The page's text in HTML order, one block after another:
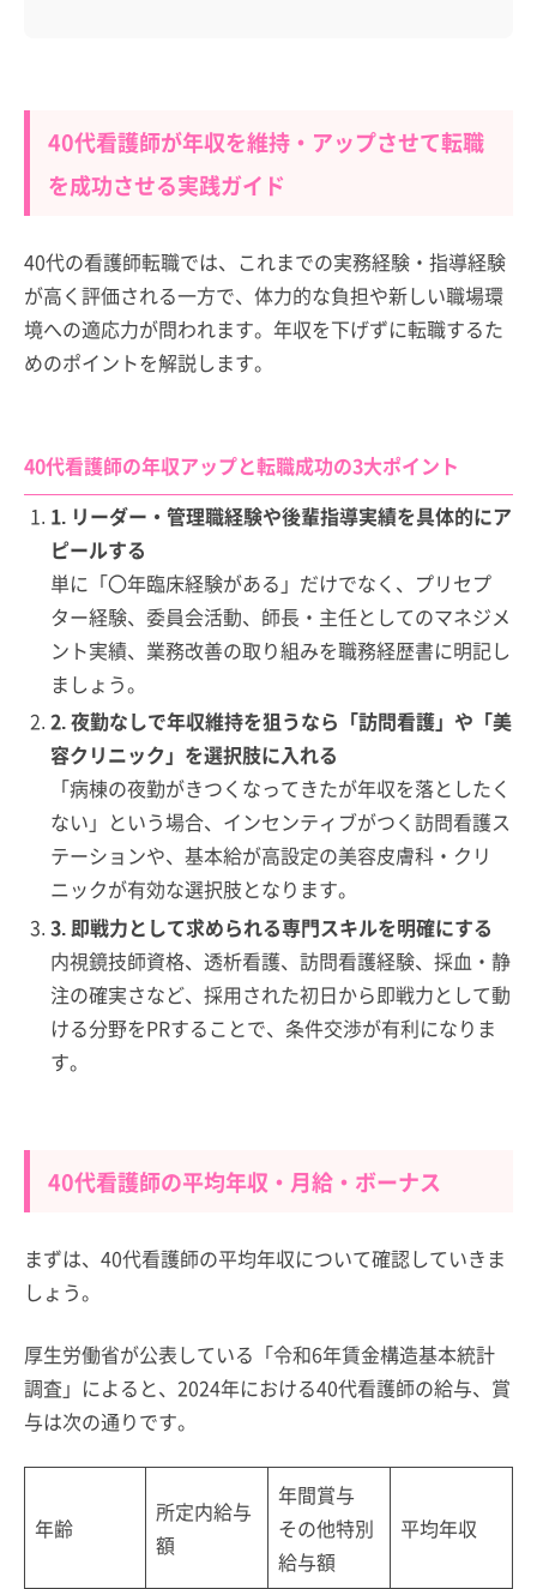
40代看護師が年収を維持・アップさせて転職
を成功させる実践ガイド
40代の看護師転職では、これまでの実務経験・指導経験
が高く評価される一方で、体力的な負担や新しい職場環
境への適応力が問われます。年収を下げずに転職するた
めのポイントを解説します。
40代看護師の年収アップと転職成功の3大ポイント
1. リーダー・管理職経験や後輩指導実績を具体的にア
ピールする
単に「〇年臨床経験がある」だけでなく、プリセプ
ター経験、委員会活動、師長・主任としてのマネジメ
ント実績、業務改善の取り組みを職務経歴書に明記し
ましょう。
2. 夜勤なしで年収維持を狙うなら「訪問看護」や「美
容クリニック」を選択肢に入れる
「病棟の夜勤がきつくなってきたが年収を落としたく
ない」という場合、インセンティブがつく訪問看護ス
テーションや、基本給が高設定の美容皮膚科・クリ
ニックが有効な選択肢となります。
3. 即戦力として求められる専門スキルを明確にする
内視鏡技師資格、透析看護、訪問看護経験、採血・静
注の確実さなど、採用された初日から即戦力として動
ける分野をPRすることで、条件交渉が有利になりま
す。
40代看護師の平均年収・月給・ボーナス
まずは、40代看護師の平均年収について確認していきま
しょう。
厚生労働省が公表している「令和6年賃金構造基本統計
調査」によると、2024年における40代看護師の給与、賞
与は次の通りです。
年齢
所定内給与
額
年間賞与
その他特別
給与額
平均年収